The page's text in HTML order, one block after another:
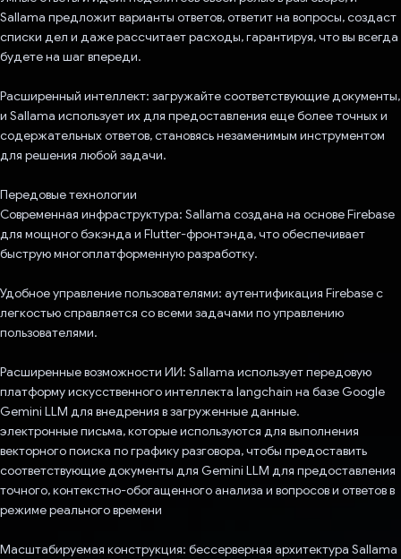
Sallama предложит варианты ответов, ответит на вопросы, создаст
списки дел и даже рассчитает расходы, гарантируя, что вы всегда
будете на шаг впереди.
Расширенный интеллект: загружайте соответствующие документы,
и Sallama использует их для предоставления еще более точных и
содержательных ответов, становясь незаменимым инструментом
для решения любой задачи.
Передовые технологии
Современная инфраструктура: Sallama создана на основе Firebase
для мощного бэкэнда и Flutter-фронтэнда, что обеспечивает
быструю многоплатформенную разработку.
Удобное управление пользователями: аутентификация Firebase с
легкостью справляется со всеми задачами по управлению
пользователями.
Расширенные возможности ИИ: Sallama использует передовую
платформу искусственного интеллекта langchain на базе Google
Gemini LLM для внедрения в загруженные данные.
электронные письма, которые используются для выполнения
векторного поиска по графику разговора, чтобы предоставить
соответствующие документы для Gemini LLM для предоставления
точного, контекстно-обогащенного анализа и вопросов и ответов в
режиме реального времени
Масштабируемая конструкция: бессерверная архитектура Sallama